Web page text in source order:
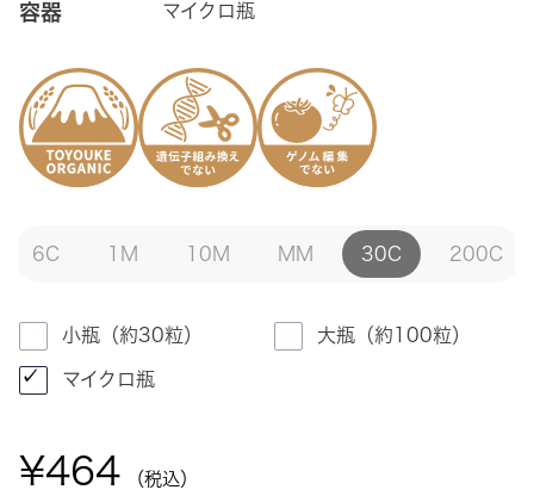
容器 マイクロ瓶
6C 1M 10M MM 30C 200C
小瓶（約30粒） 大瓶（約100粒）
マイクロ瓶
¥464 （税込）